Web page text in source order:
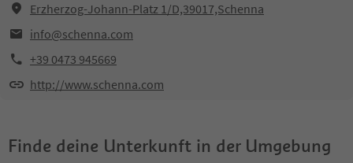
Erzherzog-Johann-Platz 1/D,39017,Schenna
info@schenna.com
+39 0473 945669
http://www.schenna.com
Finde deine Unterkunft in der Umgebung